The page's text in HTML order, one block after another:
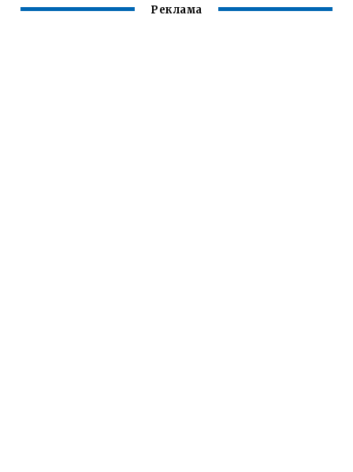
Реклама